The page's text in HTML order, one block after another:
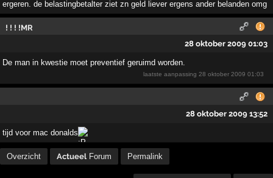
ergeren. de belastingbetalter ziet zn geld liever ergens ander belanden omg
! ! ! !MR
28 oktober 2009 01:03
De man in kwestie moet preventief geruimd worden.
laatste aanpassing28 oktober 2009 01:03
28 oktober 2009 13:52
tijd voor mac donalds
Overzicht Actueel Forum Permalink